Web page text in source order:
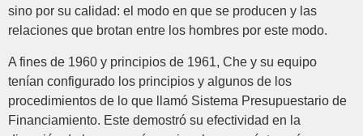
sino por su calidad: el modo en que se producen y las
relaciones que brotan entre los hombres por este modo.
A fines de 1960 y principios de 1961, Che y su equipo
tenían configurado los principios y algunos de los
procedimientos de lo que llamó Sistema Presupuestario de
Financiamiento. Este demostró su efectividad en la